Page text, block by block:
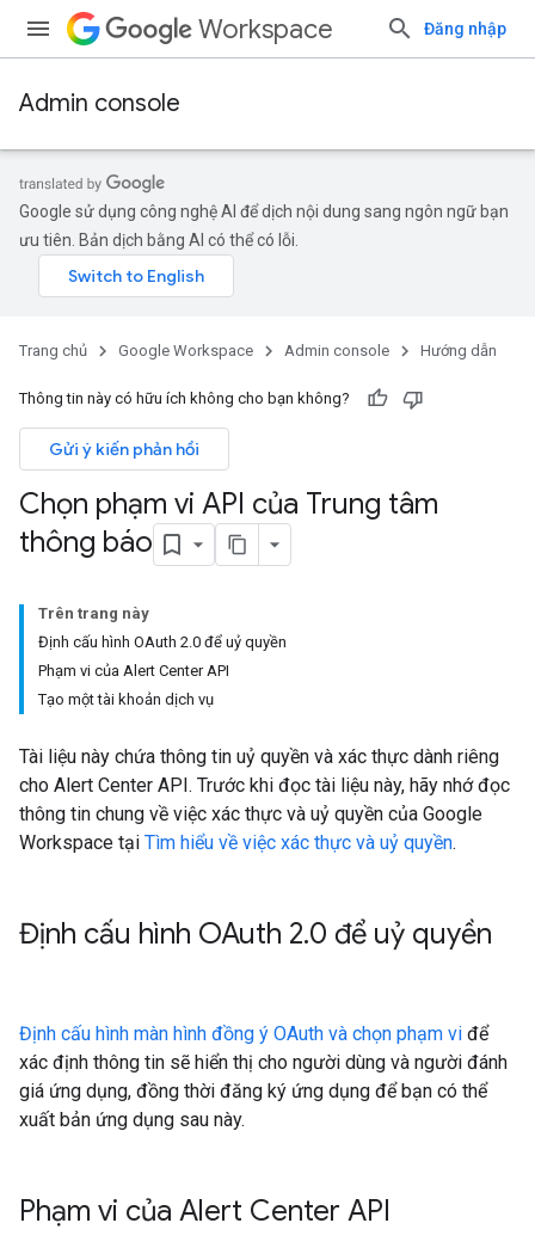
Workspace Đăng nhập
Admin console
Google sử dụng công nghệ AI để dịch nội dung sang ngôn ngữ bạn
ưu tiên. Bản dịch bằng AI có thể có lỗi.
Trang chủ Google Workspace Admin console Hướng dẫn
Thông tin này có hữu ích không cho bạn không?
Gửi ý kiến phản hồi
Chọn phạm vi API của Trung tâm
thông báo
Trên trang này
Định cấu hình OAuth 2.0 để uỷ quyền
Phạm vi của Alert Center API
Tạo một tài khoản dịch vụ
Tài liệu này chứa thông tin uỷ quyền và xác thực dành riêng
cho Alert Center API. Trước khi đọc tài liệu này, hãy nhớ đọc
thông tin chung về việc xác thực và uỷ quyền của Google
Workspace tại Tìm hiểu về việc xác thực và uỷ quyền.
Định cấu hình OAuth 2.0 để uỷ quyền
Định cấu hình màn hình đồng ý OAuth và chọn phạm vi để
xác định thông tin sẽ hiển thị cho người dùng và người đánh
giá ứng dụng, đồng thời đăng ký ứng dụng để bạn có thể
xuất bản ứng dụng sau này.
Phạm vi của Alert Center API